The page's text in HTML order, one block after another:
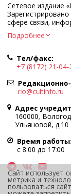
Сетевое издание
сфере связи,
Регистрационный
Учредитель КУ
культуры»
Адрес учредителя
Вологда, ул.
Главный
Политика в
При полном или
портала
Редакция не
информации,
12+
Подробнее
Тел/факс:
+7 (8172) 21-04-
rio@cultinfo.ru
Адрес
160000,
Ульяновой, д.10
Время работы:
с 8:00 до 17:00
Сайт использует
метрика и
пользоваться